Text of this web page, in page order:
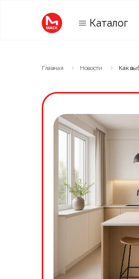
Каталог
Главная Новости Как